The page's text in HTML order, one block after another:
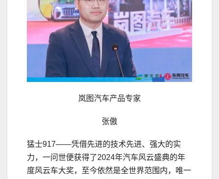
岚图汽车产品专家
张傲
猛士917——凭借先进的技术先进、强大的实
力，一问世便获得了2024年汽车风云盛典的年
度风云车大奖，至今依然是全世界范围内，唯一